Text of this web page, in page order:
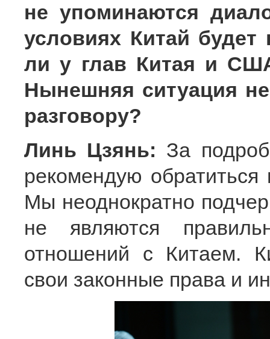
не упоминаются
условиях Китай
ли у глав Китая и
Нынешняя ситуация
разговору?
Линь Цзянь: За
рекомендую
Мы неоднократно
не являются
отношений с Китаем.
свои законные права и